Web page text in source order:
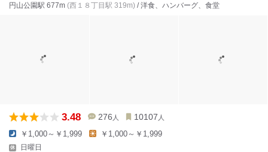
円山公園駅 677m (西１８丁目駅 319m) / 洋食、ハンバーグ、食堂
3.48 276 人 10107 人
￥1,000～￥1,999 ￥1,000～￥1,999
日曜日